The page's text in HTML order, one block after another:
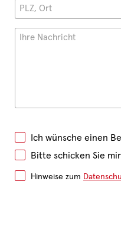
Ich wünsche einen
Bitte schicken Sie
Hinweise zum